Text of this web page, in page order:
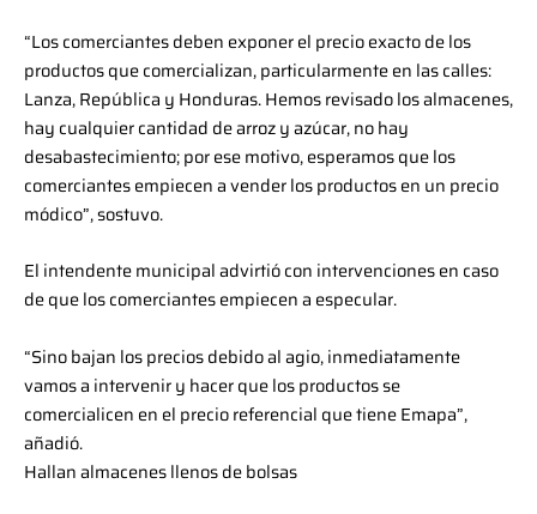
“Los comerciantes deben exponer el precio exacto de los
productos que comercializan, particularmente en las calles:
Lanza, República y Honduras. Hemos revisado los almacenes,
hay cualquier cantidad de arroz y azúcar, no hay
desabastecimiento; por ese motivo, esperamos que los
comerciantes empiecen a vender los productos en un precio
módico”, sostuvo.
El intendente municipal advirtió con intervenciones en caso
de que los comerciantes empiecen a especular.
“Sino bajan los precios debido al agio, inmediatamente
vamos a intervenir y hacer que los productos se
comercialicen en el precio referencial que tiene Emapa”,
añadió.
Hallan almacenes llenos de bolsas